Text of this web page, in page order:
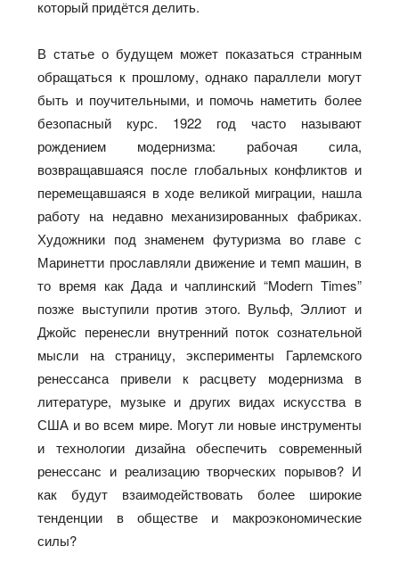
который придётся делить.
В статье о будущем может показаться странным
обращаться к прошлому, однако параллели могут
быть и поучительными, и помочь наметить более
безопасный курс. 1922 год часто называют
рождением модернизма: рабочая сила,
возвращавшаяся после глобальных конфликтов и
перемещавшаяся в ходе великой миграции, нашла
работу на недавно механизированных фабриках.
Художники под знаменем футуризма во главе с
Маринетти прославляли движение и темп машин, в
то время как Дада и чаплинский “Modern Times”
позже выступили против этого. Вульф, Эллиот и
Джойс перенесли внутренний поток сознательной
мысли на страницу, эксперименты Гарлемского
ренессанса привели к расцвету модернизма в
литературе, музыке и других видах искусства в
США и во всем мире. Могут ли новые инструменты
и технологии дизайна обеспечить современный
ренессанс и реализацию творческих порывов? И
как будут взаимодействовать более широкие
тенденции в обществе и макроэкономические
силы?